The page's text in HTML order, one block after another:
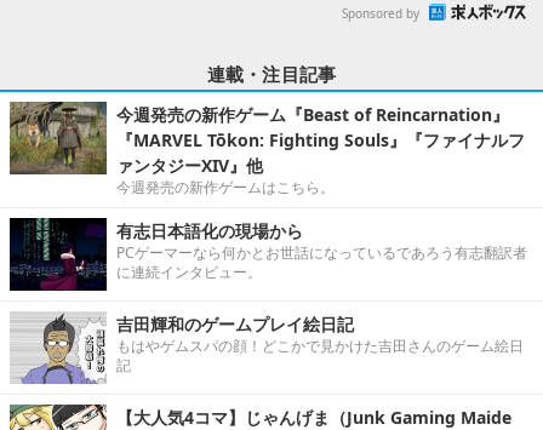
Sponsored by
連載・注目記事
今週発売の新作ゲーム『Beast of Reincarnation』
『MARVEL Tōkon: Fighting Souls』『ファイナルフ
ァンタジーXIV』他
今週発売の新作ゲームはこちら。
有志日本語化の現場から
PCゲーマーなら何かとお世話になっているであろう有志翻訳者
に連続インタビュー。
吉田輝和のゲームプレイ絵日記
もはやゲムスパの顔！どこかで見かけた吉田さんのゲーム絵日
記
【大人気4コマ】じゃんげま（Junk Gaming Maide